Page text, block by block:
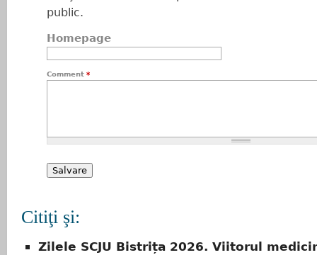
public.
Homepage
Comment *
Citiţi şi:
Zilele SCJU Bistrița 2026. Viitorul